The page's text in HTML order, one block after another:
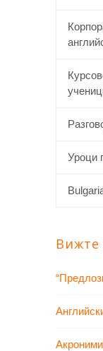
Уроци
Вижте